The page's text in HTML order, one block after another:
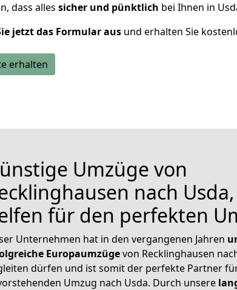
dass alles sicher und pünktlich bei Ihnen in
jetzt das Formular ausund erhalten Sie
erhalten
Umzüge von
nach
für den perfekten
Unternehmen hat in den vergangenen Jahren
Europaumzügevon Recklinghausen
dürfen und ist somit der perfekte Partner
Umzug nach Usda. Durch unsere